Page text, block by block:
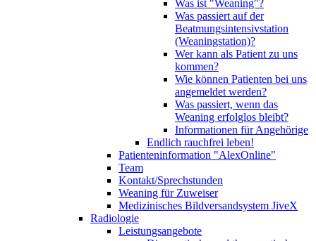
Was ist "Weaning"?
Was passiert auf der
Beatmungsintensivstation
(Weaningstation)?
Wer kann als Patient zu uns
kommen?
Wie können Patienten bei uns
angemeldet werden?
Was passiert, wenn das
Weaning erfolglos bleibt?
Informationen für Angehörige
Endlich rauchfrei leben!
Patienteninformation "AlexOnline"
Team
Kontakt/Sprechstunden
Weaning für Zuweiser
Medizinisches Bildversandsystem JiveX
Radiologie
Leistungsangebote